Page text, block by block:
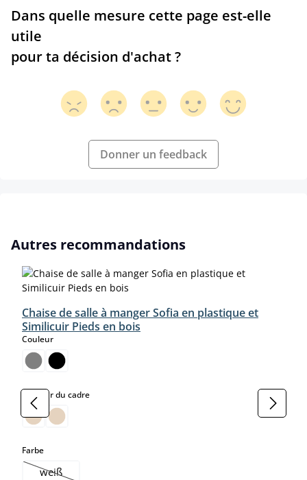
Dans quelle mesure cette page est-elle
utile
pour ta décision d'achat ?
Donner un feedback
Ignorer la galerie de produits
Autres recommandations
Chaise de salle à manger Sofia en plastique et
Similicuir Pieds en bois
Couleurselect
Couleur du cadreselect
Farbeselect
weiß